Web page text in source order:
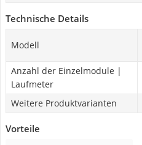
Technische Details
Modell
Anzahl der Einzelmodule |
Laufmeter
Weitere Produktvarianten
Vorteile